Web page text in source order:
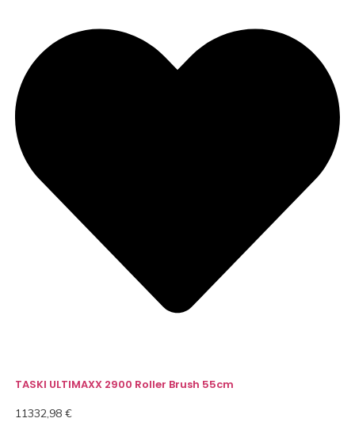
TASKI ULTIMAXX 2900 Roller Brush 55cm
11332,98 €